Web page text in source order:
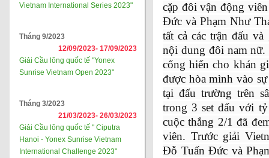
Vietnam International Series 2023"
Tháng 9/2023
12/09/2023- 17/09/2023
Giải Cầu lông quốc tế "Yonex
Sunrise Vietnam Open 2023"
Tháng 3/2023
21/03/2023- 26/03/2023
Giải Cầu lông quốc tế " Ciputra
Hanoi - Yonex Sunrise Vietnam
International Challenge 2023"
cặp đôi vận động
Đức và Phạm Như
tất cả các trận đấu
nội dung đôi nam
cống hiến cho khán
được hòa mình vào
tại đấu trường trên
trong 3 set đấu với
cuộc thắng 2/1 đã
viên. Trước giải
Đỗ Tuấn Đức và